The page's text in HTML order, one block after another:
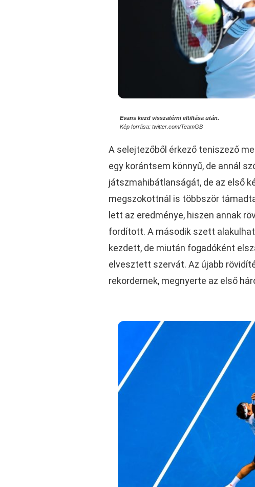
Evans kezd visszatérni eltiltása után.
Kép forrása: twitter.com/TeamGB
A selejtezőből érkező teniszező
egy korántsem könnyű, de annál
játszmahibátlanságát, de az első
megszokottnál is többször
lett az eredménye, hiszen annak
fordított. A második szett
kezdett, de miután fogadóként
elvesztett szervát. Az újabb
rekordernek, megnyerte az első